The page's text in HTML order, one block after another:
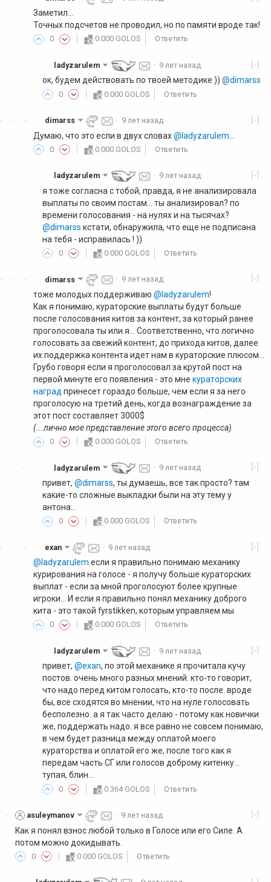
Заметил...
Точных подсчетов не проводил, но по памяти вроде так!
0 0.000 GOLOS Ответить
·
·
· [-]
ladyzarulem · 9 лет назад
ок, будем действовать по твоей методике )) @dimarss
0 0.000 GOLOS Ответить
·
·
· [-]
dimarss · 9 лет назад
Думаю, что это если в двух словах@ladyzarulem
0 0.000 GOLOS Ответить
·
·
· [-]
ladyzarulem · 9 лет назад
я тоже согласна с тобой, правда, я не анализировала
выплаты по своим постам... ты анализировал? по
времени голосования - на нулях и на тысячах?
@dimarss кстати, обнаружила, что еще не подписана
на тебя - исправилась ! ))
0 0.000 GOLOS Ответить
·
·
· [-]
dimarss · 9 лет назад
тоже молодых поддерживаю @ladyzarulem!
Как я понимаю, кураторские выплаты будут больше
после голосования китов за контент, за который ранее
проголосовала ты или я... Соответственно, что логично
голосовать за свежий контент, до прихода китов, далее
их поддержка контента идет нам в кураторские плюсом...
Грубо говоря если я проголосовал за крутой пост на
первой минуте его появления - это мне кураторских
наград принесет гораздо больше, чем если я за него
проголосую на третий день, когда вознаграждение за
этот пост составляет 3000$
(...лично мое представление этого всего процесса)
0 0.000 GOLOS Ответить
·
·
· [-]
ladyzarulem · 9 лет назад
привет, @dimarss, ты думаешь, все так просто? там
какие-то сложные выкладки были на эту тему у
антона...
0 0.000 GOLOS Ответить
·
·
· [-]
exan · 9 лет назад
@ladyzarulem если я правильно понимаю механику
курирования на голосе - я получу больше кураторских
выплат - если за мной проголосуют более крупные
игроки... И если я правильно понял механику доброго
кита - это такой fyrstikken, которым управляем мы
0 0.000 GOLOS Ответить
·
·
· [-]
ladyzarulem · 9 лет назад
привет, @exan, по этой механике я прочитала кучу
постов. очень много разных мнений. кто-то говорит,
что надо перед китом голосать, кто-то после. вроде
бы, все сходятся во мнении, что на нуле голосовать
бесполезно. а я так часто делаю - потому как новички
же, поддержать надо. я все равно не совсем понимаю,
в чем будет разница между оплатой моего
кураторства и оплатой его же, после того как я
передам часть СГ или голосов доброму китенку...
тупая, блин...
0 0.364 GOLOS Ответить
· [-]
asuleymanov · 9 лет назад
Как я понял взнос любой только в Голосе или его Силе. А
потом можно докидывать.
0 0.000 GOLOS Ответить